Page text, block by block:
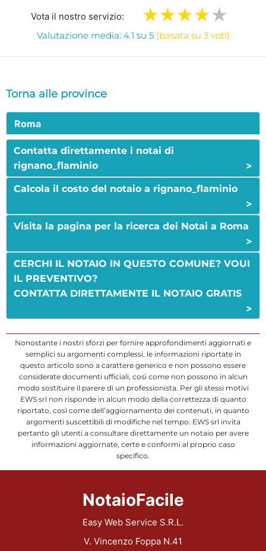
Vota il nostro servizio:
Valutazione media: 4.1 su 5 (basata su 3 voti)
Torna alle province
Roma
Contatta direttamente i notai di
rignano_flaminio
>
Calcola il costo del notaio a rignano_flaminio
>
Visita la pagina per la ricerca dei Notai a Roma
>
CERCHI IL NOTAIO IN QUESTO COMUNE? VOUI
IL PREVENTIVO?
CONTATTA DIRETTAMENTE IL NOTAIO GRATIS
>
Nonostante i nostri sforzi per fornire approfondimenti aggiornati e
semplici su argomenti complessi, le informazioni riportate in
questo articolo sono a carattere generico e non possono essere
considerate documenti ufficiali, così come non possono in alcun
modo sostituire il parere di un professionista. Per gli stessi motivi
EWS srl non risponde in alcun modo della correttezza di quanto
riportato, così come dell’aggiornamento dei contenuti, in quanto
argomenti suscettibili di modifiche nel tempo. EWS srl invita
pertanto gli utenti a consultare direttamente un notaio per avere
informazioni aggiornate, certe e conformi al proprio caso
specifico.
NotaioFacile
Easy Web Service S.R.L.
V. Vincenzo Foppa N.41